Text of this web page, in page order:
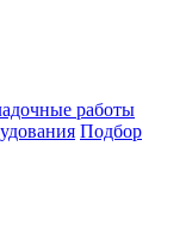
работы
Подбор